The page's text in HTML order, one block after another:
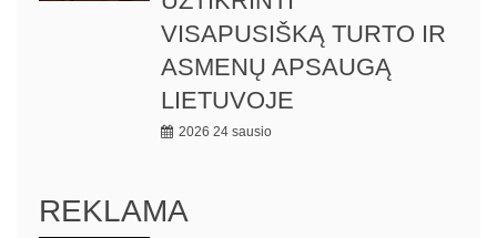
VISAPUSIŠKĄ TURTO IR
ASMENŲ APSAUGĄ
LIETUVOJE
2026 24 sausio
REKLAMA